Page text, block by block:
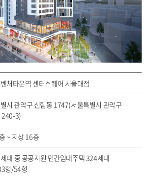
처타운역 센터스퀘어 서울대점
시 관악구 신림동 1747(서울특별시 관악구
240-3)
~ 지상 16층
대 중 공공지원 민간임대주택 324세대 -
형/54형